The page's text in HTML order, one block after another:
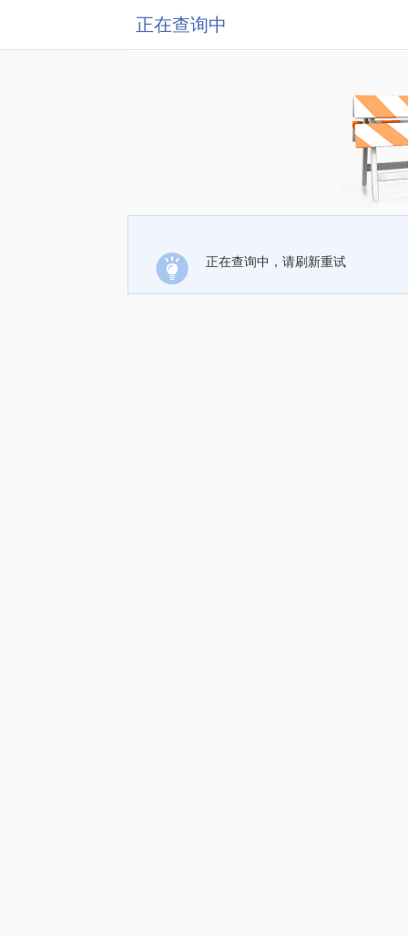
正在查询中
正在查询中，请刷新重试